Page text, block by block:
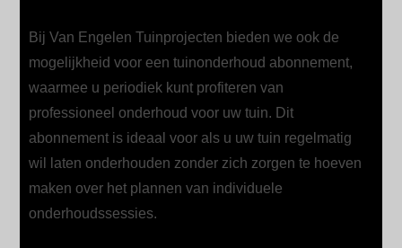
Bij Van Engelen Tuinprojecten bieden we ook de
mogelijkheid voor een tuinonderhoud abonnement,
waarmee u periodiek kunt profiteren van
professioneel onderhoud voor uw tuin. Dit
abonnement is ideaal voor als u uw tuin regelmatig
wil laten onderhouden zonder zich zorgen te hoeven
maken over het plannen van individuele
onderhoudssessies.